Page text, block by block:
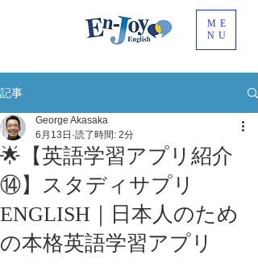
ME
NU
記事
🌟【英語学習アプリ紹介
⑭】スタディサプリ
ENGLISH｜日本人のため
の本格英語学習アプリ
George Akasaka
6月13日 読了時間: 2分